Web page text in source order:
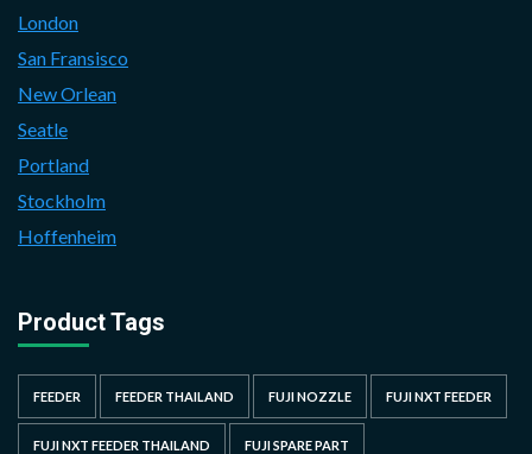
London
San Fransisco
New Orlean
Seatle
Portland
Stockholm
Hoffenheim
Product Tags
FEEDER FEEDER THAILAND FUJI NOZZLE FUJI NXT FEEDER
FUJI NXT FEEDER THAILAND FUJI SPARE PART